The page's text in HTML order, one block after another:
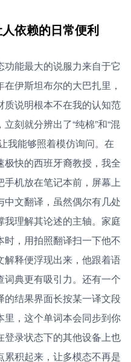
依赖的日常便利
能最大的说服力来自于它
伊斯坦布尔的大巴扎里，
说明根本不在我的认知范
刻就分辨出了“纯棉”和“混
我能够照着模仿询问。在
快的西班牙裔教授，我全
机放在笔记本前，屏幕上
文翻译，虽然偶尔有几处
理解其论述的主轴。家庭
，用拍照翻译扫一下他不
释便浮现出来，他跟着语
典更有吸引力。还有一个
结果界面长按某一译文段
，这个单词本会同步到你
登录状态下的其他设备上也
积起来，让多模态不再是